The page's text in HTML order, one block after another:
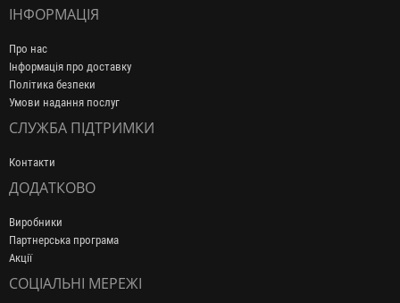
ІНФОРМАЦІЯ
Про нас
Інформація про доставку
Політика безпеки
Умови надання послуг
СЛУЖБА ПІДТРИМКИ
Контакти
ДОДАТКОВО
Виробники
Партнерська програма
Акції
СОЦІАЛЬНІ МЕРЕЖІ